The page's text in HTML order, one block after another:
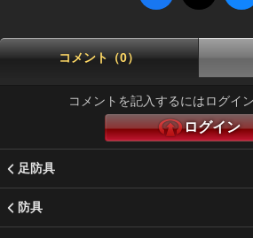
コメント（0）
コメントを記入するにはログイ
ログイン
足防具
防具